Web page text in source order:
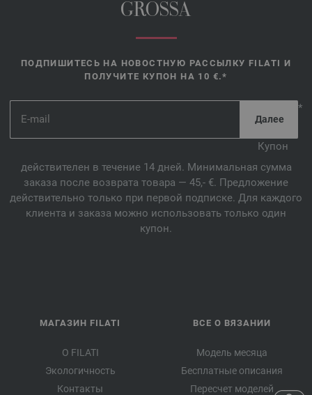
GROSSA
ПОДПИШИТЕСЬ НА НОВОСТНУЮ РАССЫЛКУ FILATI И
ПОЛУЧИТЕ КУПОН НА 10 €.*
*
Купон
действителен в течение 14 дней. Минимальная сумма
заказа после возврата товара — 45,- €. Предложение
действительно только при первой подписке. Для каждого
клиента и заказа можно использовать только один
купон.
МАГАЗИН FILATI
О FILATI
Экологичность
Контакты
ВСЕ О ВЯЗАНИИ
Модель месяца
Бесплатные описания
Пересчет моделей